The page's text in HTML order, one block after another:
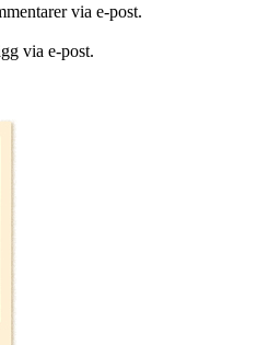
via e-post.
via e-post.